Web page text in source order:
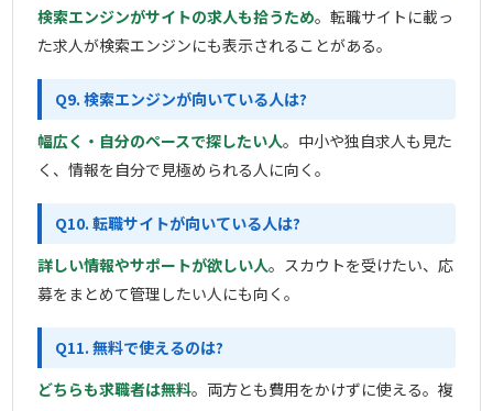
検索エンジンがサイトの求人も拾うため。転職サイトに載っ
た求人が検索エンジンにも表示されることがある。
Q9. 検索エンジンが向いている人は?
幅広く・自分のペースで探したい人。中小や独自求人も見た
く、情報を自分で見極められる人に向く。
Q10. 転職サイトが向いている人は?
詳しい情報やサポートが欲しい人。スカウトを受けたい、応
募をまとめて管理したい人にも向く。
Q11. 無料で使えるのは?
どちらも求職者は無料。両方とも費用をかけずに使える。複